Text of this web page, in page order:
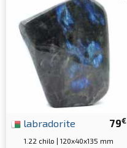
79€
labradorite
1.22 chilo | 120x40x135 mm